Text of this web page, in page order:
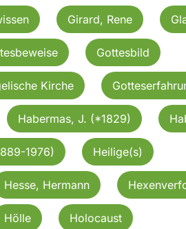
Girard, Rene
Gottesbild
Kirche
Habermas, J. (*1829)
1976) Heilige(s)
Hesse, Hermann
Hölle Holocaust